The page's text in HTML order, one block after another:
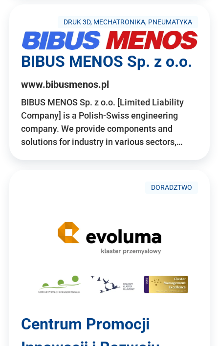
DRUK 3D, MECHATRONIKA, PNEUMATYKA
BIBUS MENOS Sp. z o.o.
www.bibusmenos.pl
BIBUS MENOS Sp. z o.o. [Limited Liability
Company] is a Polish-Swiss engineering
company. We provide components and
solutions for industry in various sectors,…
DORADZTWO
Centrum Promocji